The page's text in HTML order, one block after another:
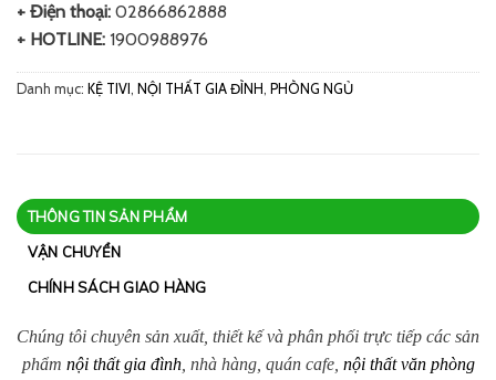
+ Điện thoại: 02866862888
+ HOTLINE: 1900988976
Danh mục: KỆ TIVI , NỘI THẤT GIA ĐÌNH , PHÒNG NGỦ
THÔNG TIN SẢN PHẨM
VẬN CHUYỂN
CHÍNH SÁCH GIAO HÀNG
Chúng tôi chuyên sản xuất, thiết kế và phân phối trực tiếp các sản
phẩm nội thất gia đình, nhà hàng, quán cafe, nội thất văn phòng